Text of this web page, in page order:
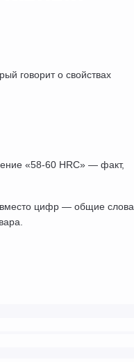
говорит о свойствах
«58-60 HRC» — факт,
вместо цифр — общие слова,